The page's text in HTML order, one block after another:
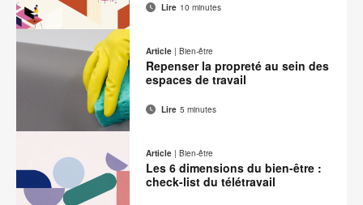
Partager
sur
Partager
sur
Partager
sur
Pinterest
Partager
sur
LinkedIn
Adresse
de
contact
Imprimer
cette
page
Lire 10 minutes
Facebook
TwitterPinterest
Partager
LinkedIn
Adresse
contact
Imprimer
cette
page
Article | Bien-être
Repenser la propreté au sein des
espaces de travail
Lire 5 minutes
Article | Bien-être
Les 6 dimensions du bien-être :
check-list du télétravail